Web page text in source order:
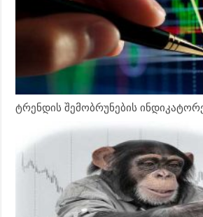
ტრენდის შემობრუნების